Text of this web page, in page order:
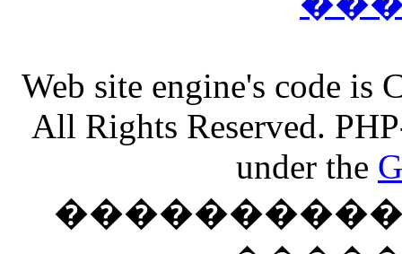
Web site engine's code
All Rights Reserved.
under the
����������